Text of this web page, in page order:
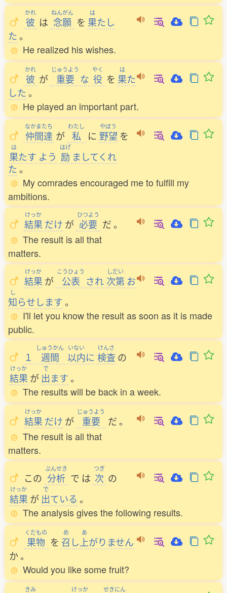
かれ
彼 は
ねんがん
念願 を
は
果たし
た。
He realized his wishes.
かれ
彼 が
じゅうよう
重要 な
やく
役 を
は
果た
した。
He played an important part.
なかまたち
仲間達 が
わたし
私 に
やぼう
野望 を
は
果たす よう
はげ
励 ましてくれ
た。
My comrades encouraged me to fulfill my
ambitions.
けっか
結果 だけ が
ひつよう
必要 だ。
The result is all that
matters.
けっか
結果 が
こうひょう
公表 され
しだい
次第 お
し
知らせします。
I'll let you know the result as soon as it is made
public.
１
しゅうかん
週間
いない
以内に
けんさ
検査 の
けっか
結果 が
で
出ます。
The results will be back in a week.
けっか
結果 だけ が
じゅうよう
重要 だ。
The result is all that
matters.
この
ぶんせき
分析 で は
つぎ
次 の
けっか
結果 が
で
出ている 。
The analysis gives the following results.
くだもの
果物 を
め
召 し
あ
上がりません
か。
Would you like some fruit?
きみ けっか せきにん